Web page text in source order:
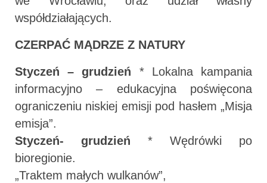
współdziałających.
CZERPAĆ MĄDRZE Z NATURY
Styczeń – grudzień * Lokalna kampania
informacyjno – edukacyjna poświęcona
ograniczeniu niskiej emisji pod hasłem „Misja
emisja”.
Styczeń- grudzień * Wędrówki po
bioregionie.
„Traktem małych wulkanów”,